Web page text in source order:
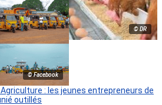
© DR
© Facebook
: les jeunes entrepreneurs de
outillés